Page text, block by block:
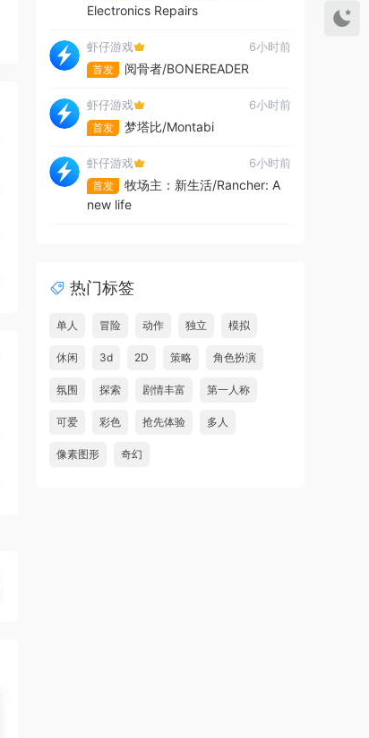
Electronics Repairs
虾仔游戏 6小时前
首发 阅骨者/BONEREADER
虾仔游戏 6小时前
首发 梦塔比/Montabi
虾仔游戏 6小时前
首发
牧场主：新生活/Rancher: A
new life
虾仔游戏
首发 故事编织者/Talespinner
虾仔游戏 6小时前
Turret Simulator
首发 巨型金岩/Big Golden Rock
热门标签
单人 冒险 动作 独立 模拟
休闲 3d 2D 策略 角色扮演
氛围 探索 剧情丰富 第一人称
可爱 彩色 抢先体验 多人
像素图形 奇幻